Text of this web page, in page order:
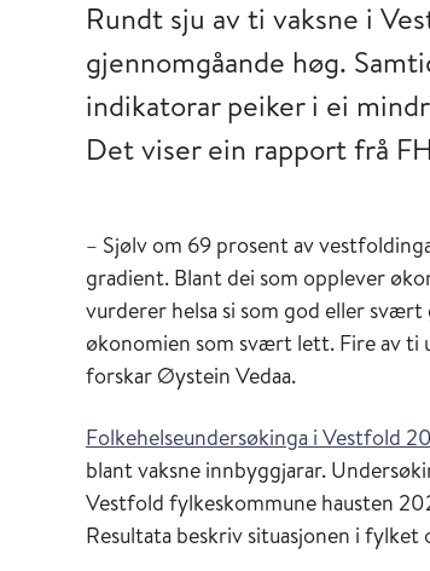
Rundt sju av ti vaksne i
gjennomgåande høg.
indikatorar peiker i ei
Det viser ein rapport frå
– Sjølv om 69 prosent av
gradient. Blant dei som opplever
vurderer helsa si som god eller
økonomien som svært lett. Fire av ti
forskar Øystein Vedaa.
Folkehelseundersøkinga i Vestfold
blant vaksne innbyggjarar.
Vestfold fylkeskommune hausten
Resultata beskriv situasjonen i